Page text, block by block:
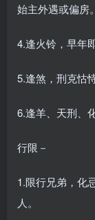
始主外遇或偏房。
4.逢火铃，早年
5.逢煞，刑克怙
6.逢羊、天刑、
行限－
1.限行兄弟，化
人。